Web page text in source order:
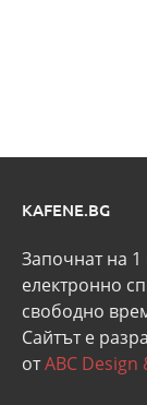
KAFENE.BG
Започнат на 1
eлектронно
свободно
Сайтът е
отABC